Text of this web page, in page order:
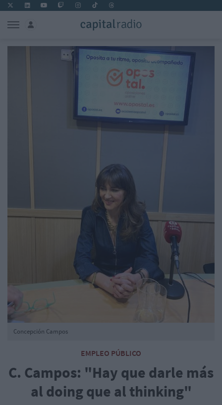
EMPLEO PÚBLICO
C. Campos: "Hay que darle más
al doing que al thinking"
Concepción Campos